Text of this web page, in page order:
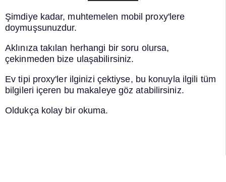
Şimdiye kadar, muhtemelen mobil proxy'lere
doymuşsunuzdur.
Aklınıza takılan herhangi bir soru olursa,
çekinmeden bize ulaşabilirsiniz.
Ev tipi proxy'ler ilginizi çektiyse, bu konuyla ilgili tüm
bilgileri içeren bu makaleye göz atabilirsiniz.
Oldukça kolay bir okuma.